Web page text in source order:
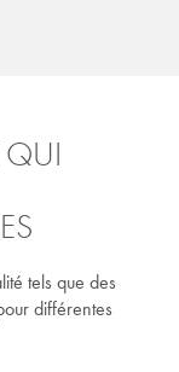
QUI
tels que des
différentes